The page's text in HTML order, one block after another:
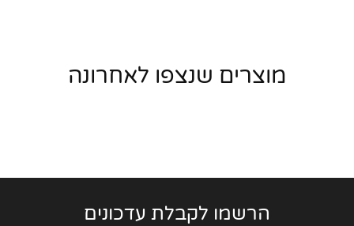
מוצרים שנצפו לאחרונה
הרשמו לקבלת עדכונים